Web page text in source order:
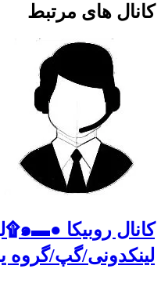
کانال های مرتبط
لینکدونی/گپ/گروه